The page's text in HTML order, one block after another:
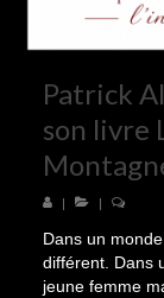
Patrick
son livre
Dans un
différent. Dans
jeune femme